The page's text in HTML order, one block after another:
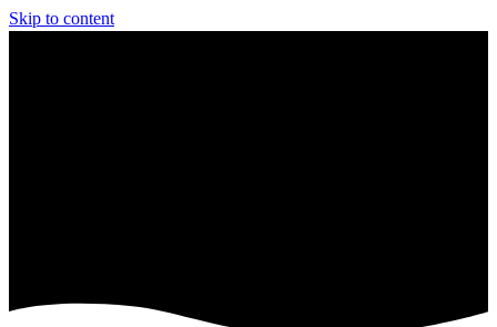
Skip to content